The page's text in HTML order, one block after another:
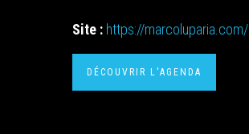
Site : https://marcoluparia.com/
DÉCOUVRIR L'AGENDA